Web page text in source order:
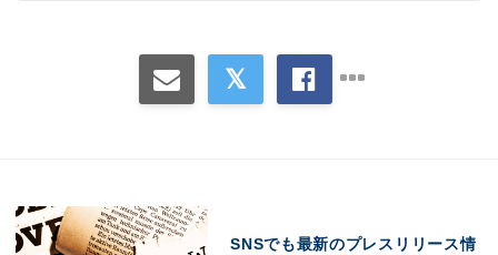
SNSでも最新のプレスリリース情